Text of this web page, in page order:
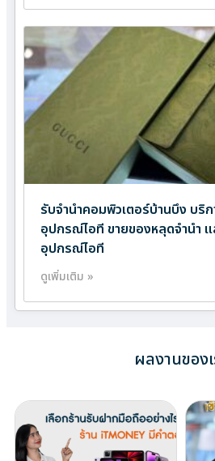
รับจำนำคอมพิวเตอร์บ้านบึง บริ
อุปกรณ์ไอที ขายของหลุดจำนำ แ
อุปกรณ์ไอที
ดูเพิ่มเติม »
ผลงานของ